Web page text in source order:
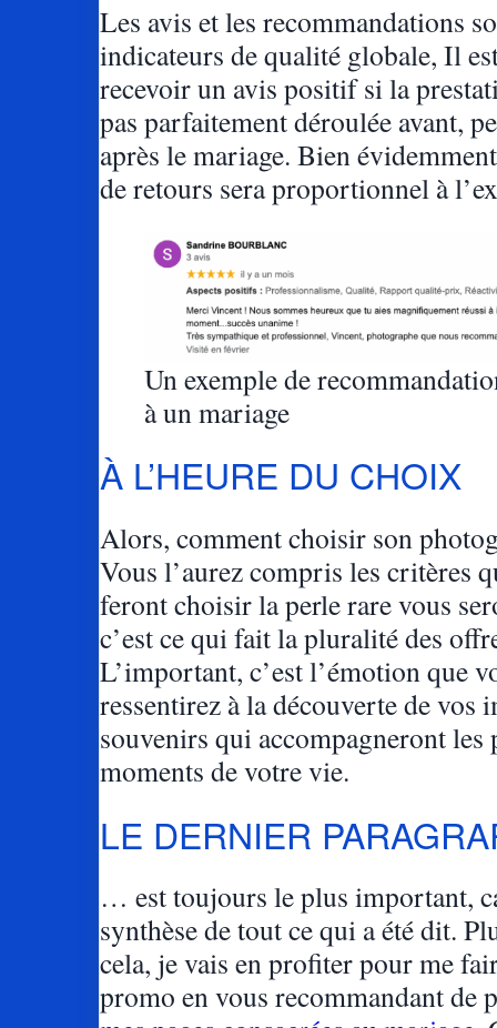
Les avis et les recommandations
indicateurs de qualité globale, Il
recevoir un avis positif si la
pas parfaitement déroulée avant,
après le mariage. Bien
de retours sera proportionnel à
Un exemple de
à un mariage
À L’HEURE DU CHOIX
Alors, comment choisir son
Vous l’aurez compris les critères
feront choisir la perle rare vous
c’est ce qui fait la pluralité des
L’important, c’est l’émotion que
ressentirez à la découverte de vos
souvenirs qui accompagneront les
moments de votre vie.
LE DERNIER
… est toujours le plus important,
synthèse de tout ce qui a été dit.
cela, je vais en profiter pour me
promo en vous recommandant de